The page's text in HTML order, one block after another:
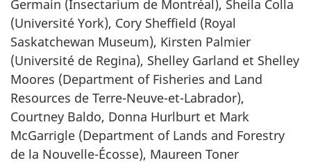
Germain (Insectarium de Montréal), Sheila Colla
(Université York), Cory Sheffield (Royal
Saskatchewan Museum), Kirsten Palmier
(Université de Regina), Shelley Garland et Shelley
Moores (Department of Fisheries and Land
Resources de Terre-Neuve-et-Labrador),
Courtney Baldo, Donna Hurlburt et Mark
McGarrigle (Department of Lands and Forestry
de la Nouvelle-Écosse), Maureen Toner